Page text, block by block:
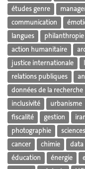
études genre
communication
langues
philanthropie
action humanitaire
justice internationale
relations publiques
données de la recherche
inclusivité
urbanisme
fiscalité
gestion
photographie
cancer
chimie data
éducation
énergie